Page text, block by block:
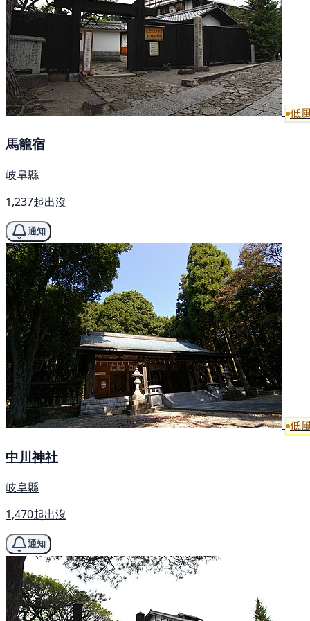
低
馬籠宿
岐阜縣
1,237起出沒
通知
低
中川神社
岐阜縣
1,470起出沒
通知